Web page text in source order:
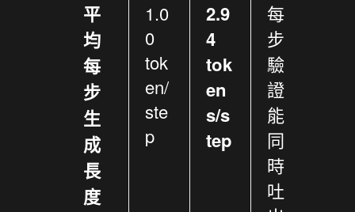
平
均
每
步
生
成
長
度
1.0
0
tok
en/
ste
p
2.9
4
tok
en
s/s
tep
每
步
驗
證
能
同
時
吐